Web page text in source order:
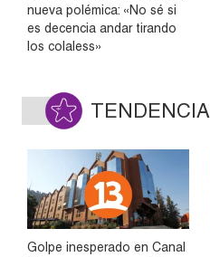
nueva polémica: «No sé si
es decencia andar tirando
los colaless»
TENDENCIA
Golpe inesperado en Canal